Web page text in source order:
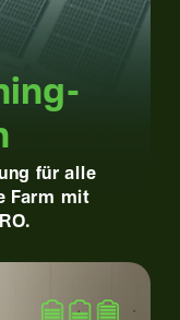
für alle
Farm mit